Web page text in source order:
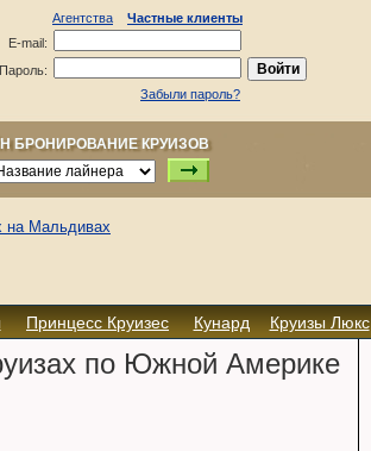
Агентства
Частные клиенты
E-mail:
Пароль:
Забыли пароль?
БРОНИРОВАНИЕ КРУИЗОВ
Принцесс Круизес Кунард Круизы Люкс
по Южной Америке